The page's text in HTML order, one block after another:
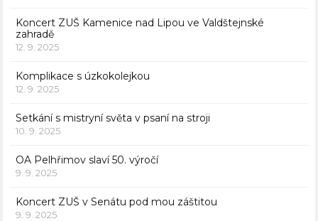
Koncert ZUŠ Kamenice nad Lipou ve Valdštejnské
zahradě
12. 9. 2025
Komplikace s úzkokolejkou
12. 9. 2025
Setkání s mistryní světa v psaní na stroji
10. 9. 2025
OA Pelhřimov slaví 50. výročí
9. 9. 2025
Koncert ZUŠ v Senátu pod mou záštitou
9. 9. 2025